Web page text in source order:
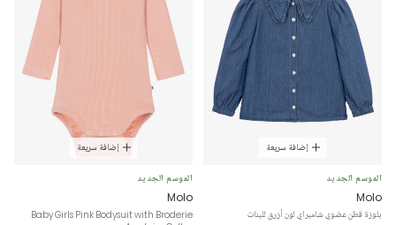
إضافة سريعة
الموسم الجديد
Molo
بلوزة قطن عضوي شامبراي لون أزرق للبنات
إضافة سريعة
الموسم الجديد
Molo
Baby Girls Pink Bodysuit with Broderie